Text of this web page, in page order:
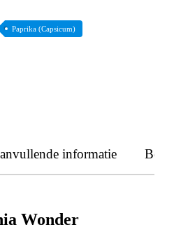
Paprika (Capsicum)
informatie
Wonder